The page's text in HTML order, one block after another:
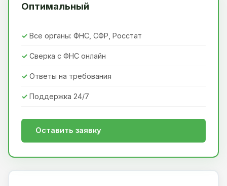
Оптимальный
Все органы: ФНС, СФР, Росстат
Сверка с ФНС онлайн
Ответы на требования
Поддержка 24/7
Оставить заявку